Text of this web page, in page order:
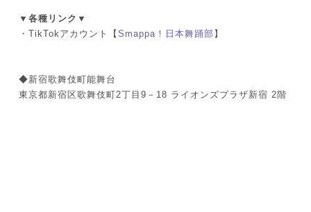
▼各種リンク▼
・TikTokアカウント【 Smappa！日本舞踊部 】
◆新宿歌舞伎町能舞台
東京都新宿区歌舞伎町2丁目9－18 ライオンズプラザ新宿 2階